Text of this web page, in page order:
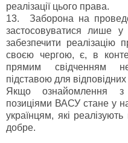
реалізації цього права.
13. Заборона на
застосовуватися лише
забезпечити
своєю чергою, є, в
прямим свідченням
підставою для відповідних
Якщо ознайомлення з
позиціями ВАСУ стане у
українцям, які
добре.